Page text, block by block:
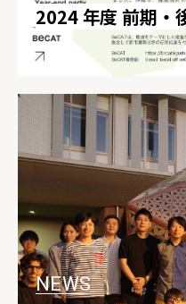
2024 年度 前期・
NEWS